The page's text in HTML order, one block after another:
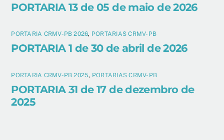
PORTARIA 13 de 05 de maio de 2026
PORTARIA CRMV-PB 2026, PORTARIAS CRMV-PB
PORTARIA 1 de 30 de abril de 2026
PORTARIA CRMV-PB 2025, PORTARIAS CRMV-PB
PORTARIA 31 de 17 de dezembro de
2025